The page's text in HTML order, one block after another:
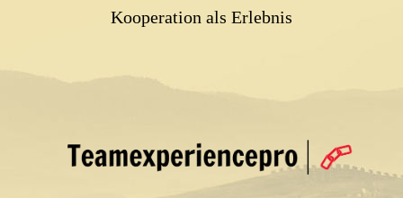
Kooperation als Erlebnis